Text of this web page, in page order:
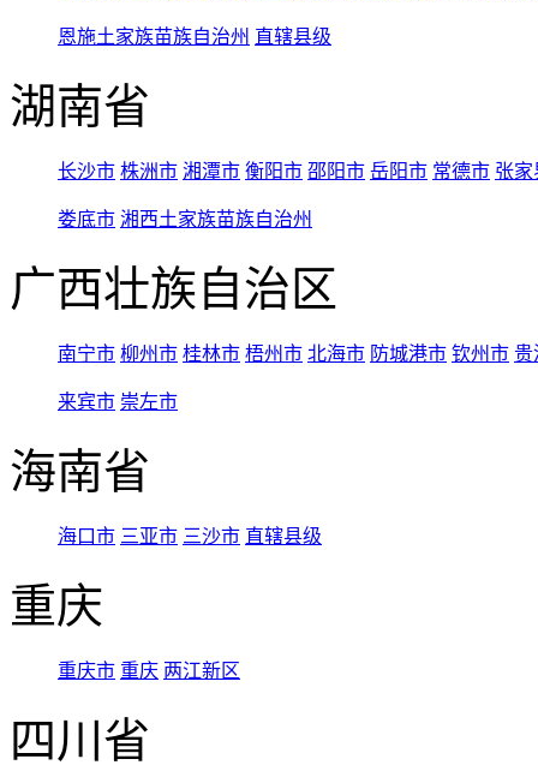
恩施土家族苗族自治州 直辖县级
湖南省
长沙市 株洲市 湘潭市 衡阳市 邵阳市 岳阳市 常德市 张家
娄底市 湘西土家族苗族自治州
广西壮族自治区
南宁市 柳州市 桂林市 梧州市 北海市 防城港市 钦州市 贵
来宾市 崇左市
海南省
海口市 三亚市 三沙市 直辖县级
重庆
重庆市 重庆 两江新区
四川省